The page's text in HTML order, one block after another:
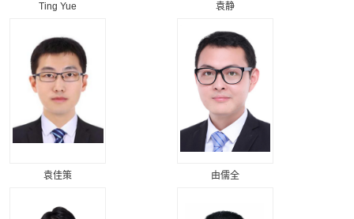
Ting Yue 袁静
袁佳策 由儒全